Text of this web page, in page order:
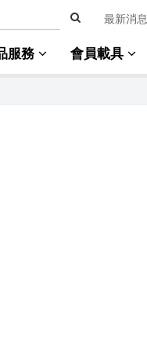
最新消息
服務 會員載具